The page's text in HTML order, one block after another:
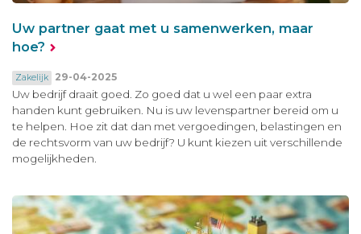
Uw partner gaat met u samenwerken, maar
hoe?
Zakelijk 29-04-2025
Uw bedrijf draait goed. Zo goed dat u wel een paar extra
handen kunt gebruiken. Nu is uw levenspartner bereid om u
te helpen. Hoe zit dat dan met vergoedingen, belastingen en
de rechtsvorm van uw bedrijf? U kunt kiezen uit verschillende
mogelijkheden.